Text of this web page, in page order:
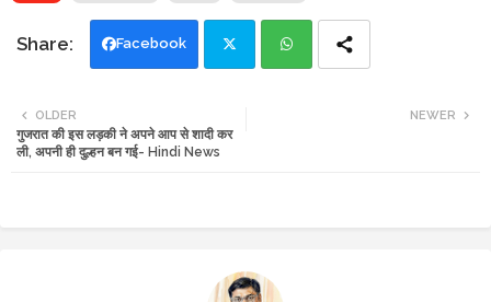
Facebook
tte
NEWER
OLDER
गुजरात की इस लड़की ने अपने आप से शादी कर
ली, अपनी ही दुल्हन बन गई- Hindi News